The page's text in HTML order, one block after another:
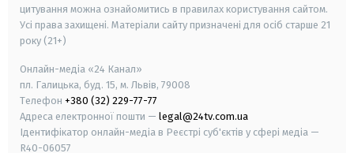
цитування можна ознайомитись в правилах користування сайтом.
Усі права захищені. Матеріали сайту призначені для осіб старше 21
року (21+)
Онлайн-медіа «24 Канал»
пл. Галицька, буд. 15, м. Львів, 79008
Телефон +380 (32) 229-77-77
Адреса електронної пошти — legal@24tv.com.ua
Ідентифікатор онлайн-медіа в Реєстрі суб'єктів у сфері медіа —
R40-06057